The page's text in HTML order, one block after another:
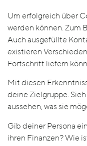
Um erfolgreich über
werden können. Zum
Auch ausgefüllte
existieren
Fortschritt liefern
Mit diesen
deine Zielgruppe.
aussehen, was sie
Gib deiner Persona
ihren Finanzen? Wie